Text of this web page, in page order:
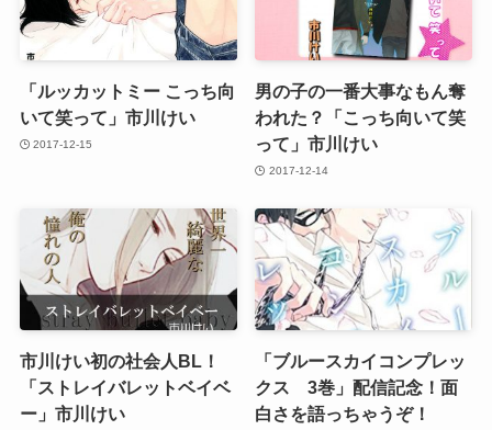
「ルッカットミー こっち向
いて笑って」市川けい
2017-12-15
男の子の一番大事なもん奪
われた？「こっち向いて笑
って」市川けい
2017-12-14
市川けい初の社会人BL！
「ストレイバレットベイベ
ー」市川けい
「ブルースカイコンプレッ
クス 3巻」配信記念！面
白さを語っちゃうぞ！